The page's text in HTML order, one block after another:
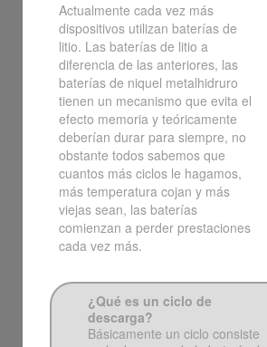
Actualmente cada vez más
dispositivos utilizan baterías de
litio. Las baterías de litio a
diferencia de las anteriores, las
baterías de niquel metalhidruro
tienen un mecanismo que evita el
efecto memoria y teóricamente
deberían durar para siempre, no
obstante todos sabemos que
cuantos más ciclos le hagamos,
más temperatura cojan y más
viejas sean, las baterías
comienzan a perder prestaciones
cada vez más.
¿Qué es un ciclo de
descarga?
Básicamente un ciclo consiste